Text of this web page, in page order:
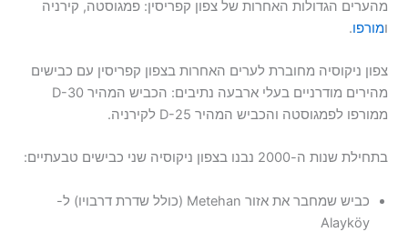
מהערים הגדולות האחרות של צפון קפריסין: פמגוסטה, קירניה
ומורפו.
צפון ניקוסיה מחוברת לערים האחרות בצפון קפריסין עם כבישים
מהירים מודרניים בעלי ארבעה נתיבים: הכביש המהיר D-30
ממורפו לפמגוסטה והכביש המהיר D-25 לקירניה.
בתחילת שנות ה-2000 נבנו בצפון ניקוסיה שני כבישים טבעתיים:
כביש שמחבר את אזור Metehan (כולל שדרת דרבויו) ל-
Alayköy